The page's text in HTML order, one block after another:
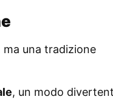
ma una tradizione
, un modo